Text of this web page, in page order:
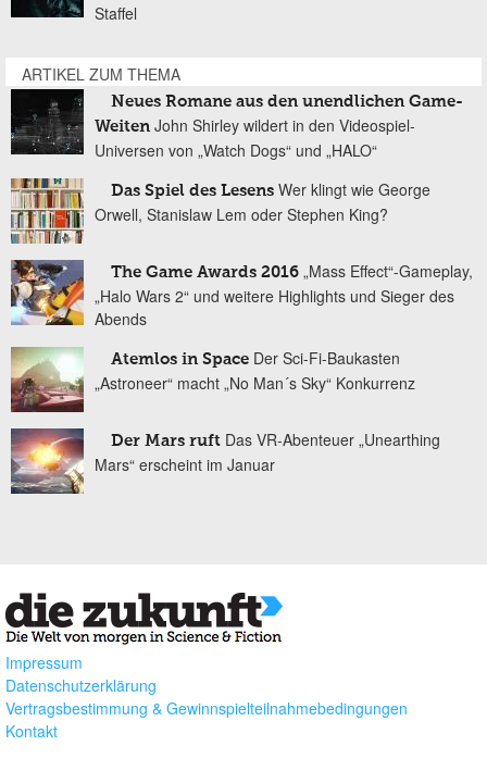
Staffel
ARTIKEL ZUM THEMA
Neues Romane aus den unendlichen Game-
Weiten John Shirley wildert in den Videospiel-
Universen von „Watch Dogs“ und „HALO“
Das Spiel des Lesens Wer klingt wie George
Orwell, Stanislaw Lem oder Stephen King?
The Game Awards 2016 „Mass Effect“-Gameplay,
„Halo Wars 2“ und weitere Highlights und Sieger des
Abends
Atemlos in Space Der Sci-Fi-Baukasten
„Astroneer“ macht „No Man´s Sky“ Konkurrenz
Der Mars ruft Das VR-Abenteuer „Unearthing
Mars“ erscheint im Januar
Impressum
Datenschutzerklärung
Vertragsbestimmung & Gewinnspielteilnahmebedingungen
Kontakt